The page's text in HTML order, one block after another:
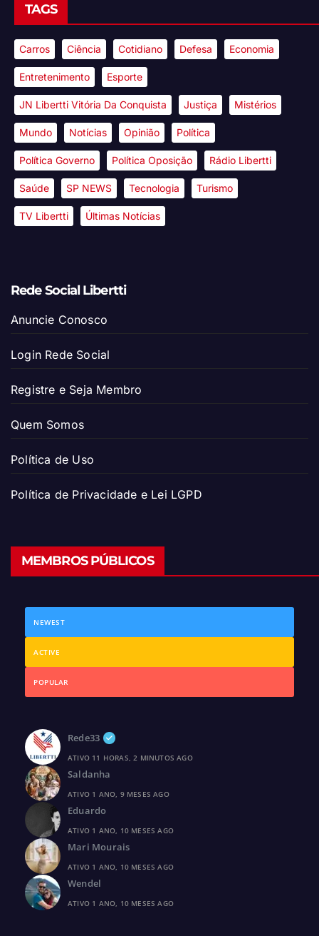
TAGS
Carros Ciência Cotidiano Defesa Economia
Entretenimento Esporte
JN Libertti Vitória Da Conquista Justiça Mistérios
Mundo Notícias Opinião Política
Política Governo Política Oposição Rádio Libertti
Saúde SP NEWS Tecnologia Turismo
TV Libertti Últimas Notícias
Rede Social Libertti
Anuncie Conosco
Login Rede Social
Registre e Seja Membro
Quem Somos
Política de Uso
Política de Privacidade e Lei LGPD
MEMBROS PÚBLICOS
NEWEST
ACTIVE
POPULAR
Rede33
ATIVO 11 HORAS, 2 MINUTOS AGO
Saldanha
ATIVO 1 ANO, 9 MESES AGO
Eduardo
ATIVO 1 ANO, 10 MESES AGO
Mari Mourais
ATIVO 1 ANO, 10 MESES AGO
Wendel
ATIVO 1 ANO, 10 MESES AGO